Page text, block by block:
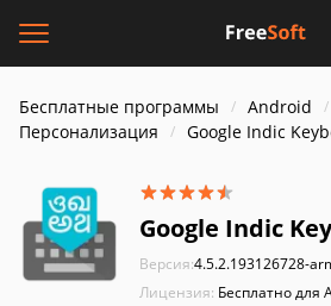
Бесплатные программы Android
Персонализация
Google Indic
Google Indic
Версия:4.5.2.193126728-
Лицензия: Бесплатно для